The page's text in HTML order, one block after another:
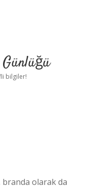
bilgiler!
branda olarak da